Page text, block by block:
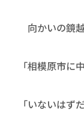
向かいの鏡
「相模原市に
「いないはず